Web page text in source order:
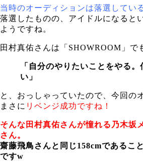
当時のオーディションは落選してい
落選したものの、アイドルになると
ようですね。
田村真佑さんは「SHOWROOM」で
「自分のやりたいことをやる
い」
と、おっしゃっていたので、今回の
まさに リベンジ成功ですね！
そんな田村真佑さんが憧れる乃木坂
さん。
齋藤飛鳥さんと同じ158cmであるこ
ですw